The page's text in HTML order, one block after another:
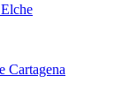
Cartagena